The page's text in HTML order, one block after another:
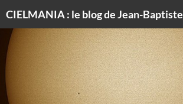
AU
CONTENU